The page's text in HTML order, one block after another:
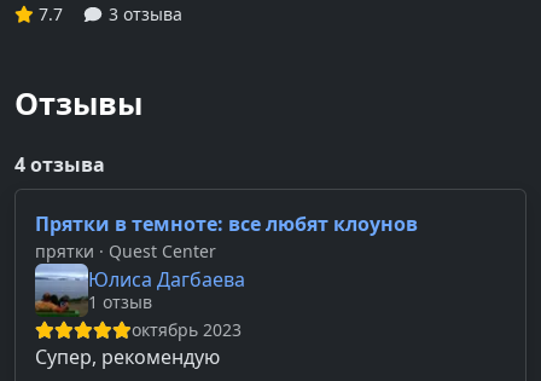
7.7
3 отзыва
Отзывы
4 отзыва
Прятки в темноте: все любят клоунов
прятки · Quest Center
Юлиса Дагбаева
1 отзыв
октябрь 2023
Супер, рекомендую